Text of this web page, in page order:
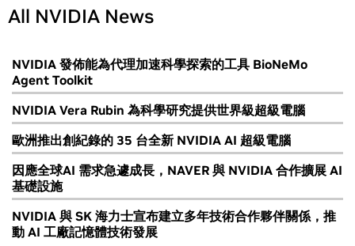
All NVIDIA News
NVIDIA 發佈能為代理加速科學探索的工具 BioNeMo
Agent Toolkit
NVIDIA Vera Rubin 為科學研究提供世界級超級電腦
歐洲推出創紀錄的 35 台全新 NVIDIA AI 超級電腦
因應全球AI 需求急遽成長，NAVER 與 NVIDIA 合作擴展 AI
基礎設施
NVIDIA 與 SK 海力士宣布建立多年技術合作夥伴關係，推
動 AI 工廠記憶體技術發展